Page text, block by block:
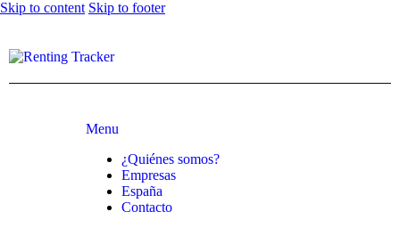
Skip to content Skip to footer
Menu
¿Quiénes somos?
Empresas
España
Contacto